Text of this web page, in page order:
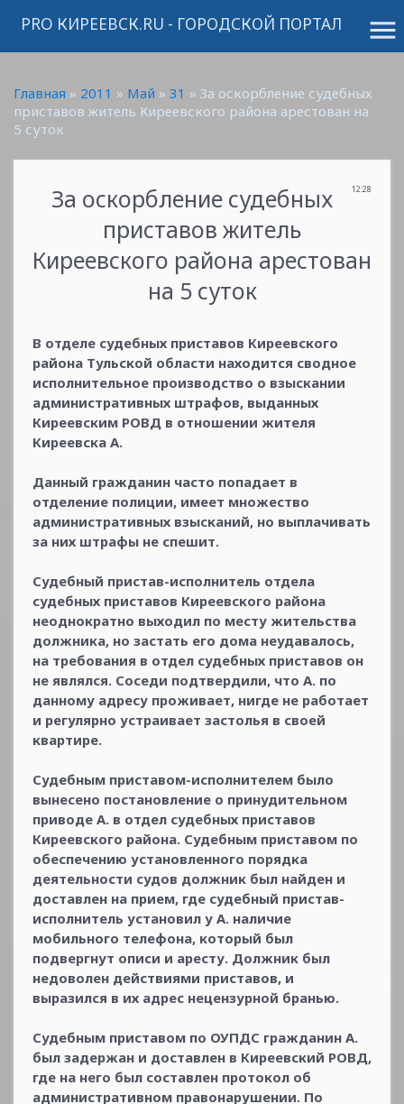
menu
PRO КИРЕЕВСК.RU - ГОРОДСКОЙ ПОРТАЛ
Главная » 2011 » Май » 31 » За оскорбление судебных
приставов житель Киреевского района арестован на
5 суток
12:28
За оскорбление судебных
приставов житель
Киреевского района арестован
на 5 суток
В отделе судебных приставов Киреевского
района Тульской области находится сводное
исполнительное производство о взыскании
административных штрафов, выданных
Киреевским РОВД в отношении жителя
Киреевска А.
Данный гражданин часто попадает в
отделение полиции, имеет множество
административных взысканий, но выплачивать
за них штрафы не спешит.
Судебный пристав-исполнитель отдела
судебных приставов Киреевского района
неоднократно выходил по месту жительства
должника, но застать его дома неудавалось,
на требования в отдел судебных приставов он
не являлся. Соседи подтвердили, что А. по
данному адресу проживает, нигде не работает
и регулярно устраивает застолья в своей
квартире.
Судебным приставом-исполнителем было
вынесено постановление о принудительном
приводе А. в отдел судебных приставов
Киреевского района. Судебным приставом по
обеспечению установленного порядка
деятельности судов должник был найден и
доставлен на прием, где судебный пристав-
исполнитель установил у А. наличие
мобильного телефона, который был
подвергнут описи и аресту. Должник был
недоволен действиями приставов, и
выразился в их адрес нецензурной бранью.
Судебным приставом по ОУПДС гражданин А.
был задержан и доставлен в Киреевский РОВД,
где на него был составлен протокол об
административном правонарушении. По